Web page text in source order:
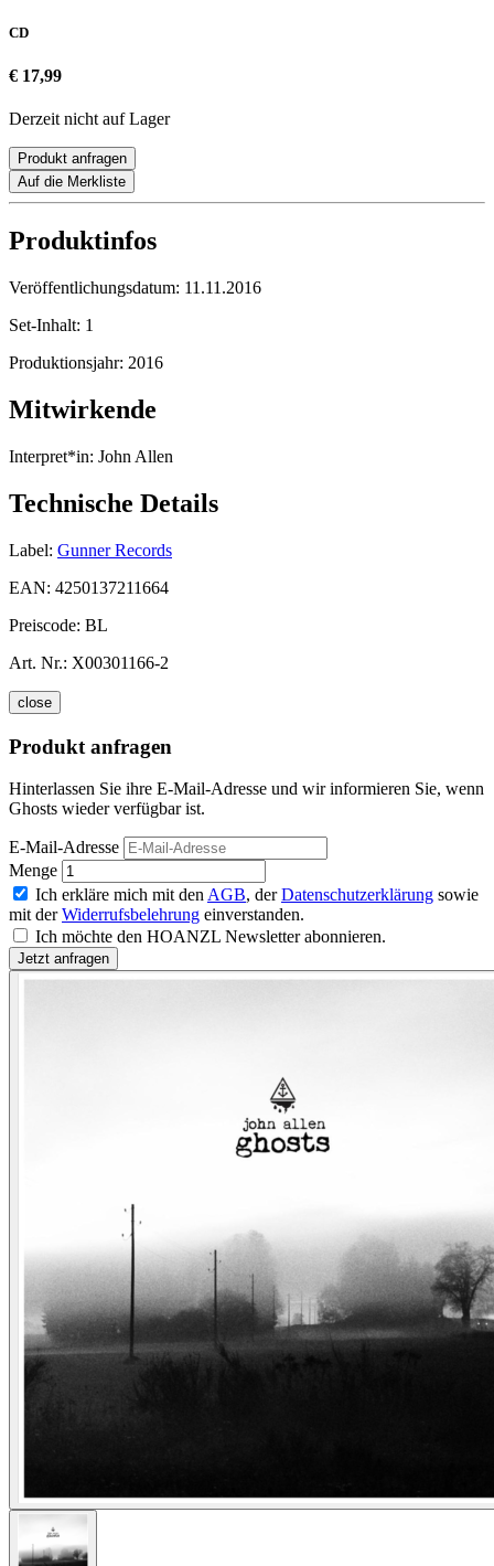
CD
€ 17,99
Derzeit nicht auf Lager
Produkt anfragen
Auf die Merkliste
Produktinfos
Veröffentlichungsdatum: 11.11.2016
Set-Inhalt: 1
Produktionsjahr: 2016
Mitwirkende
Interpret*in: John Allen
Technische Details
Label: Gunner Records
EAN: 4250137211664
Preiscode: BL
Art. Nr.: X00301166-2
close
Produkt anfragen
Hinterlassen Sie ihre E-Mail-Adresse und wir informieren Sie, wenn
Ghosts wieder verfügbar ist.
E-Mail-Adresse
Menge
Ich erkläre mich mit den AGB, derDatenschutzerklärung sowie
mit derWiderrufsbelehrung einverstanden.
Ich möchte den HOANZL Newsletter abonnieren.